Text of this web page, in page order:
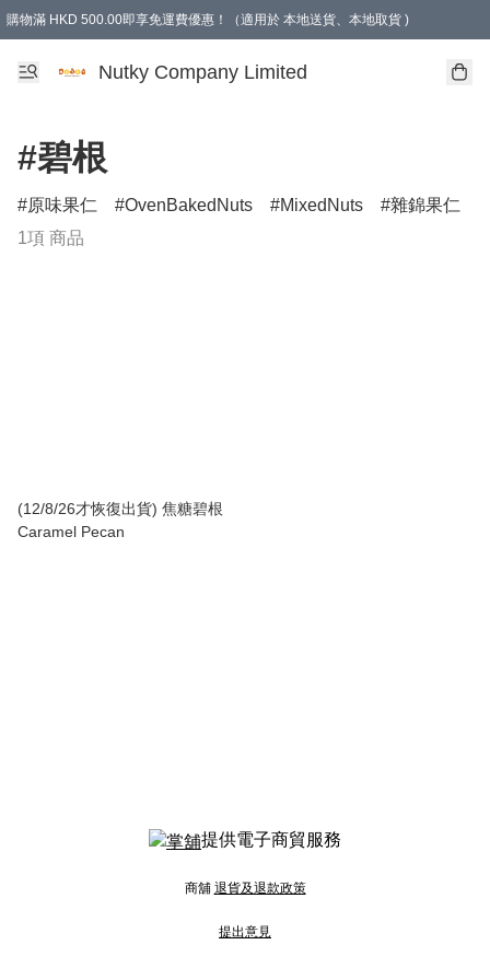
購物滿 HKD 500.00即享免運費優惠！（適用於 本地送貨、本地取貨 )
Nutky Company Limited
#碧根
原味果仁 OvenBakedNuts MixedNuts 雜錦果仁
1項 商品
(12/8/26才恢復出貨) 焦糖碧根
Caramel Pecan
提供電子商貿服務
商舖 退貨及退款政策
提出意見